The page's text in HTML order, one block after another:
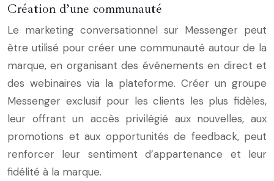
Création d’une communauté
Le marketing conversationnel sur Messenger peut
être utilisé pour créer une communauté autour de la
marque, en organisant des événements en direct et
des webinaires via la plateforme. Créer un groupe
Messenger exclusif pour les clients les plus fidèles,
leur offrant un accès privilégié aux nouvelles, aux
promotions et aux opportunités de feedback, peut
renforcer leur sentiment d’appartenance et leur
fidélité à la marque.